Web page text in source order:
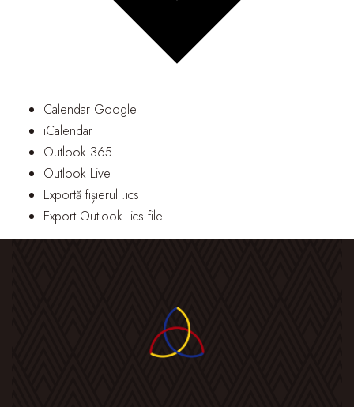
Calendar Google
iCalendar
Outlook 365
Outlook Live
Exportă fișierul .ics
Export Outlook .ics file